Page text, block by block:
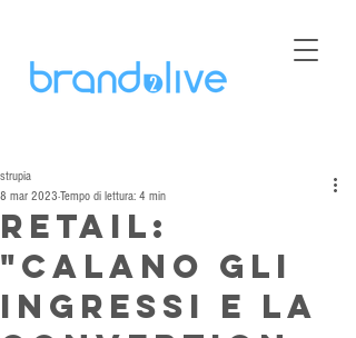
Retail:
"Calano gli
ingressi e la
strupia
8 mar 2023 Tempo di lettura: 4 min